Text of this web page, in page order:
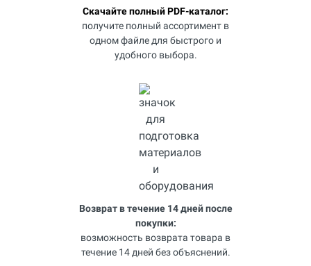
Скачайте полный PDF-каталог:
получите полный ассортимент в
одном файле для быстрого и
удобного выбора.
Возврат в течение 14 дней после
покупки:
возможность возврата товара в
течение 14 дней без объяснений.